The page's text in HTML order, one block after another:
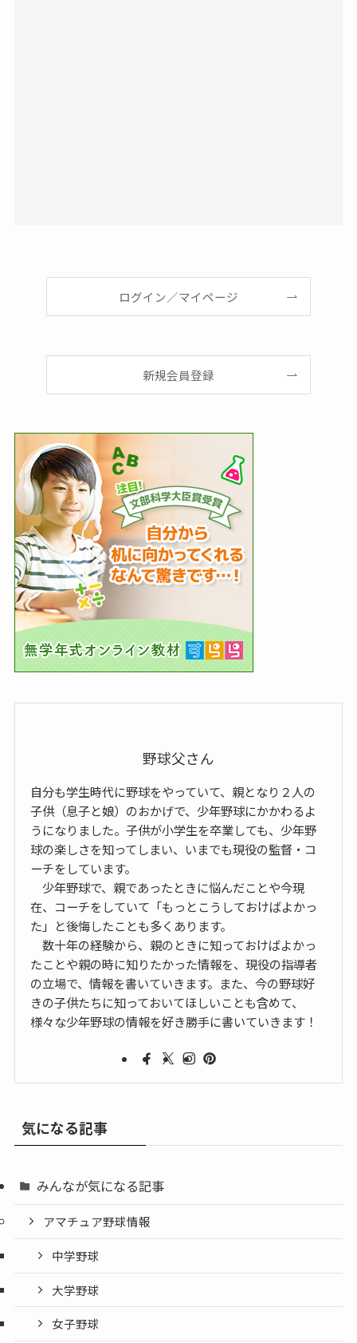
ログイン／マイページ
新規会員登録
野球父さん
自分も学生時代に野球をやっていて、親となり２人の
子供（息子と娘）のおかげで、少年野球にかかわるよ
うになりました。子供が小学生を卒業しても、少年野
球の楽しさを知ってしまい、いまでも現役の監督・コ
ーチをしています。
少年野球で、親であったときに悩んだことや今現
在、コーチをしていて「もっとこうしておけばよかっ
た」と後悔したことも多くあります。
数十年の経験から、親のときに知っておけばよかっ
たことや親の時に知りたかった情報を、現役の指導者
の立場で、情報を書いていきます。また、今の野球好
きの子供たちに知っておいてほしいことも含めて、
様々な少年野球の情報を好き勝手に書いていきます！
気になる記事
みんなが気になる記事
アマチュア野球情報
中学野球
大学野球
女子野球